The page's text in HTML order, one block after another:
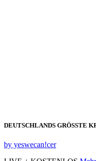
DEUTSCHLANDS GRÖSSTE
by yeswecan!cer